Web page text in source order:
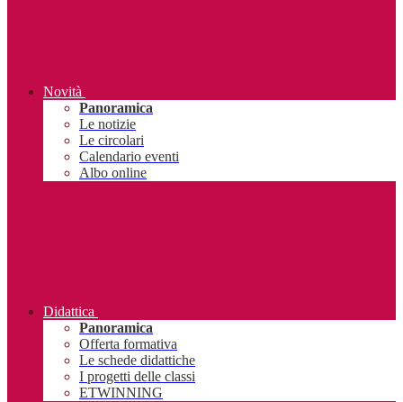
Novità
Panoramica
Le notizie
Le circolari
Calendario eventi
Albo online
Didattica
Panoramica
Offerta formativa
Le schede didattiche
I progetti delle classi
ETWINNING